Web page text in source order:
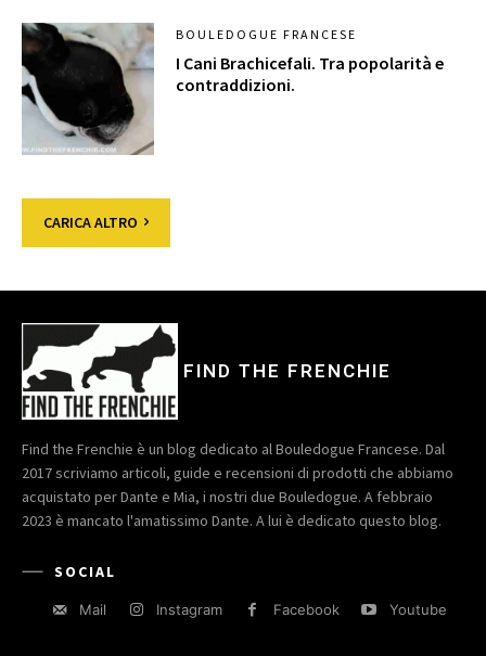
BOULEDOGUE FRANCESE
I Cani Brachicefali. Tra popolarità e
contraddizioni.
CARICA ALTRO
FIND THE FRENCHIE
Find the Frenchie è un blog dedicato al Bouledogue Francese. Dal
2017 scriviamo articoli, guide e recensioni di prodotti che abbiamo
acquistato per Dante e Mia, i nostri due Bouledogue. A febbraio
2023 è mancato l'amatissimo Dante. A lui è dedicato questo blog.
SOCIAL
Mail Instagram Facebook Youtube